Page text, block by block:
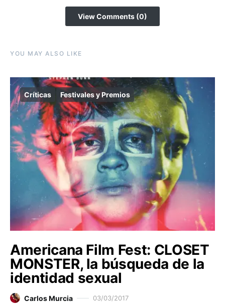
View Comments (0)
YOU MAY ALSO LIKE
Críticas Festivales y Premios
Americana Film Fest: CLOSET
MONSTER, la búsqueda de la
identidad sexual
Carlos Murcia 03/03/2017